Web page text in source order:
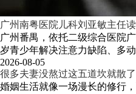
广州南粤医院儿科刘亚敏主任
广州番禺，依托二级综合医院
岁青少年解决注意力缺陷、多
2026-08-05
很多夫妻没熬过这五道坎就散
婚姻生活就像一场漫长的修行